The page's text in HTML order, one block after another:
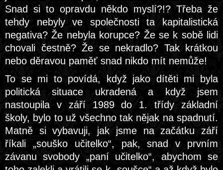
Snad si to opravdu někdo myslí?!? Třeba že
tehdy nebyly ve společnosti ta kapitalistická
negativa? Že nebyla korupce? Že se k sobě lidi
chovali čestně? Že se nekradlo? Tak krátkou
nebo děravou paměť snad nikdo mít nemůže!
To se mi to povídá, když jako dítěti mi byla
politická situace ukradená a když jsem
nastoupila v září 1989 do 1. třídy základní
školy, bylo to už všechno tak nějak na spadnutí.
Matně si vybavuji, jak jsme na začátku září
říkali „souško učitelko“, pak, snad v prvním
závanu svobody „paní učitelko“, abychom se